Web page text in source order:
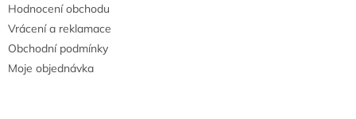
Hodnocení obchodu
Vrácení a reklamace
Obchodní podmínky
Moje objednávka